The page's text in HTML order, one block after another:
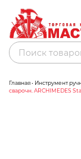
content
Поиск
товаров
Главная• Инструмент
сварочн. ARCHIMEDES